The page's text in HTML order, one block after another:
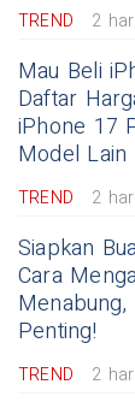
TREND 2 hari
Mau Beli
Daftar
iPhone 17
Model Lain
TREND 2 hari
Siapkan
Cara
Penting!
TREND 2 hari